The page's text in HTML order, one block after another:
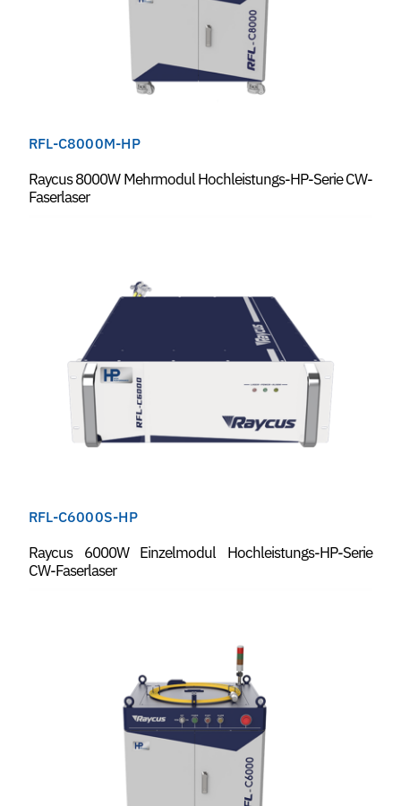
RFL-C8000M-HP
Raycus 8000W Mehrmodul Hochleistungs-HP-Serie CW-
Faserlaser
RFL-C6000S-HP
Raycus 6000W Einzelmodul Hochleistungs-HP-Serie
CW-Faserlaser